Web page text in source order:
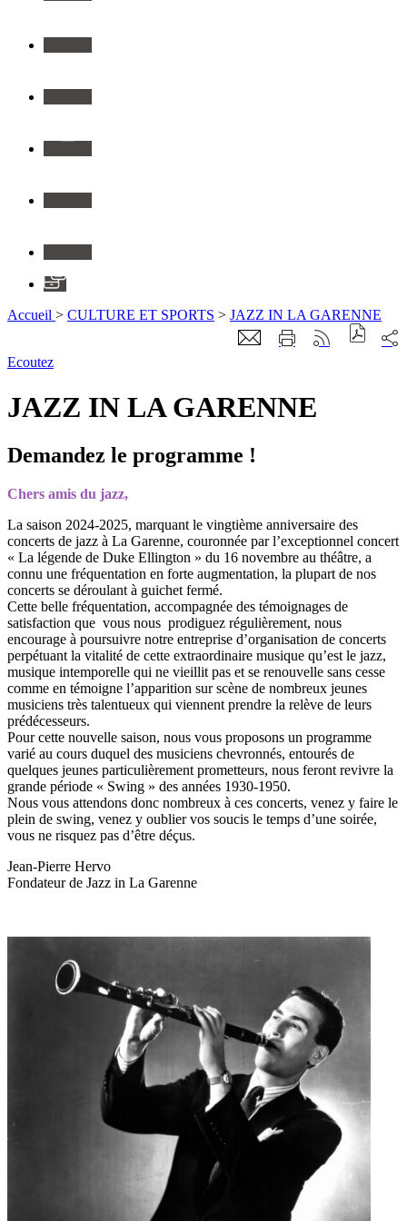
Accueil > CULTURE ET SPORTS > JAZZ IN LA GARENNE
Ecoutez
JAZZ IN LA GARENNE
Demandez le programme !
Chers amis du jazz,
La saison 2024-2025, marquant le vingtième anniversaire des
concerts de jazz à La Garenne, couronnée par l’exceptionnel concert
« La légende de Duke Ellington » du 16 novembre au théâtre, a
connu une fréquentation en forte augmentation, la plupart de nos
concerts se déroulant à guichet fermé.
Cette belle fréquentation, accompagnée des témoignages de
satisfaction que vous nous prodiguez régulièrement, nous
encourage à poursuivre notre entreprise d’organisation de concerts
perpétuant la vitalité de cette extraordinaire musique qu’est le jazz,
musique intemporelle qui ne vieillit pas et se renouvelle sans cesse
comme en témoigne l’apparition sur scène de nombreux jeunes
musiciens très talentueux qui viennent prendre la relève de leurs
prédécesseurs.
Pour cette nouvelle saison, nous vous proposons un programme
varié au cours duquel des musiciens chevronnés, entourés de
quelques jeunes particulièrement prometteurs, nous feront revivre la
grande période « Swing » des années 1930-1950.
Nous vous attendons donc nombreux à ces concerts, venez y faire le
plein de swing, venez y oublier vos soucis le temps d’une soirée,
vous ne risquez pas d’être déçus.
Jean-Pierre Hervo
Fondateur de Jazz in La Garenne